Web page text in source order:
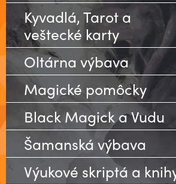
Kyvadlá, Tarot a
veštecké karty
Oltárna výbava
Magické pomôcky
Black Magick a Vudu
Šamanská výbava
Výukové skriptá a